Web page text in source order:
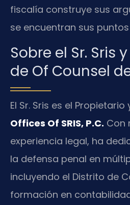
fiscalía construye sus
se encuentran sus
Sobre el Sr. Sris
de Of Counsel
El Sr. Sris es el
Offices Of SRIS, P.C. Con
experiencia legal, ha
la defensa penal en
incluyendo el Distrito de
formación en